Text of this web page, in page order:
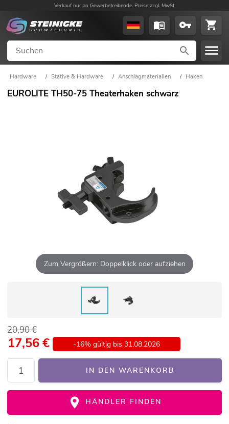
Verkauf nur an Gewerbetreibende. Preise zzgl. MwSt.
Hardware / Stative & Hardware / Anschlagmaterialien / Haken
EUROLITE TH50-75 Theaterhaken schwarz
Zum Vergrößern: Doppelklick oder aufziehen
20,90 €
17,56€ -16% gültig bis 31.08.2026
IN DEN WARENKORB
HÄNDLER FINDEN